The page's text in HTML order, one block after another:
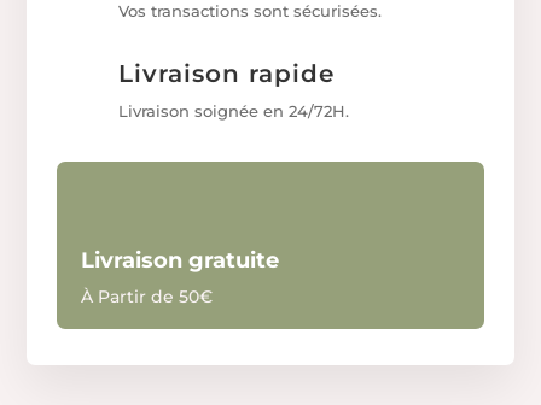
Vos transactions sont sécurisées.
Livraison rapide
Livraison soignée en 24/72H.
Livraison gratuite
À Partir de 50€